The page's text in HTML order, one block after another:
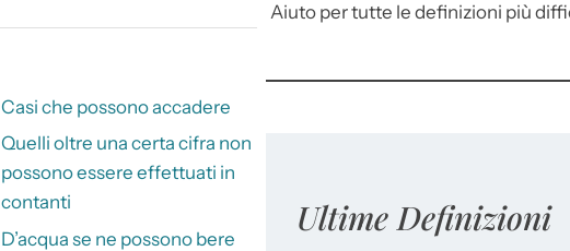
Casi che possono accadere
Quelli oltre una certa cifra non
possono essere effettuati in
contanti
D’acqua se ne possono bere
Aiuto per tutte le definizioni più
Ultime Definizioni